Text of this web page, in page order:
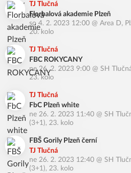
TJ Tlučná
Florbalová akademie Plzeň
so 4. 2. 2023 12:00 @ Area D,
20. kolo
TJ Tlučná
FBC ROKYCANY
ne 26. 2. 2023 9:00 @ SH
23. kolo
TJ Tlučná
FbC Plzeň white
ne 26. 2. 2023 11:40 @ SH
(3+1), 23. kolo
FBŠ Gorily Plzeň černí
TJ Tlučná
ne 26. 2. 2023 12:40 @ SH
(3+1), 23. kolo